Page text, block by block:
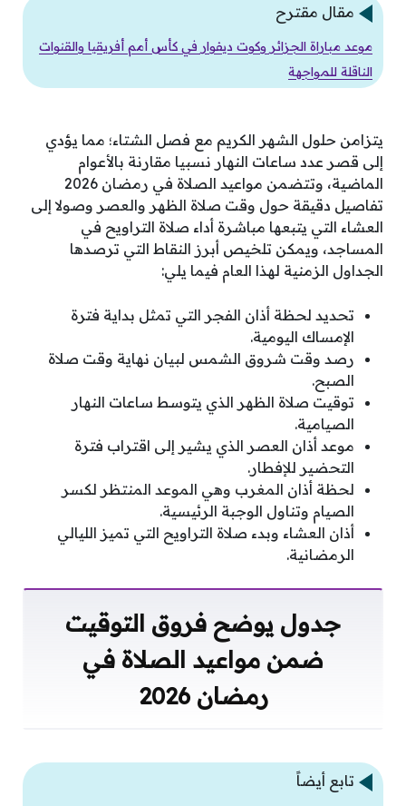
مقال مقترح
موعد مباراة الجزائر وكوت ديفوار في كأس أمم أفريقيا والقنوات
الناقلة للمواجهة
يتزامن حلول الشهر الكريم مع فصل الشتاء؛ مما يؤدي
إلى قصر عدد ساعات النهار نسبيا مقارنة بالأعوام
الماضية، وتتضمن مواعيد الصلاة في رمضان 2026
تفاصيل دقيقة حول وقت صلاة الظهر والعصر وصولا إلى
العشاء التي يتبعها مباشرة أداء صلاة التراويح في
المساجد، ويمكن تلخيص أبرز النقاط التي ترصدها
الجداول الزمنية لهذا العام فيما يلي:
تحديد لحظة أذان الفجر التي تمثل بداية فترة
الإمساك اليومية.
رصد وقت شروق الشمس لبيان نهاية وقت صلاة
الصبح.
توقيت صلاة الظهر الذي يتوسط ساعات النهار
الصيامية.
موعد أذان العصر الذي يشير إلى اقتراب فترة
التحضير للإفطار.
لحظة أذان المغرب وهي الموعد المنتظر لكسر
الصيام وتناول الوجبة الرئيسية.
أذان العشاء وبدء صلاة التراويح التي تميز الليالي
الرمضانية.
جدول يوضح فروق التوقيت
ضمن مواعيد الصلاة في
رمضان 2026
تابع أيضاً